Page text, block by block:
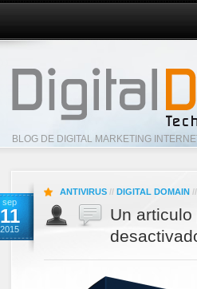
BLOG DE DIGITAL MARKETING
sep
11
2015
ANTIVIRUS // DIGITAL DOMAIN //
Un articulo